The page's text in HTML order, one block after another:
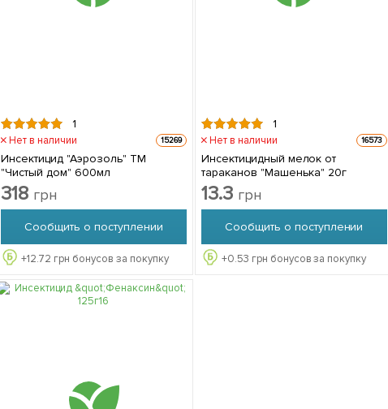
1
Нет в наличии 15269
Инсектицид "Аэрозоль" ТМ
"Чистый дом" 600мл
318 грн
Сообщить о поступлении
+12.72 грн бонусов за покупку
1
Нет в наличии 16573
Инсектицидный мелок от
тараканов "Машенька" 20г
13.3 грн
Сообщить о поступлении
+0.53 грн бонусов за покупку